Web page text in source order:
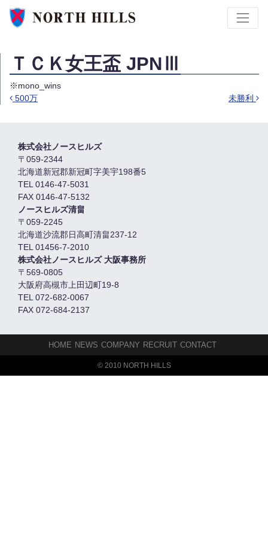
ＴＣＫ女王盃 JPNⅢ
※mono_wins
500万 未勝利
株式会社ノースヒルズ
〒059-2344
北海道新冠郡新冠町字美宇198番5
TEL 0146-47-5031
FAX 0146-47-5132
ノースヒルズ清畠
〒059-2245
北海道沙流郡日高町清畠237-12
TEL 01456-7-2010
株式会社ノースヒルズ 大阪事務所
〒569-0805
大阪府高槻市上田辺町19-8
TEL 072-682-0067
FAX 072-684-2137
HOME NEWS COMPANY RECRUIT CONTACT
© 2010 NORTH HILLS